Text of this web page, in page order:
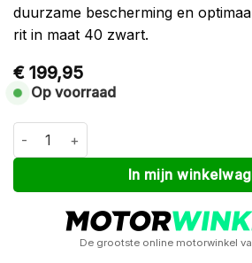
duurzame bescherming en
rit in maat 40 zwart.
€ 199,95
Op voorraad
Macna Bernis skinny fit dames Zwart 40
In mijn
Alternative:
De grootste online motorwinkel